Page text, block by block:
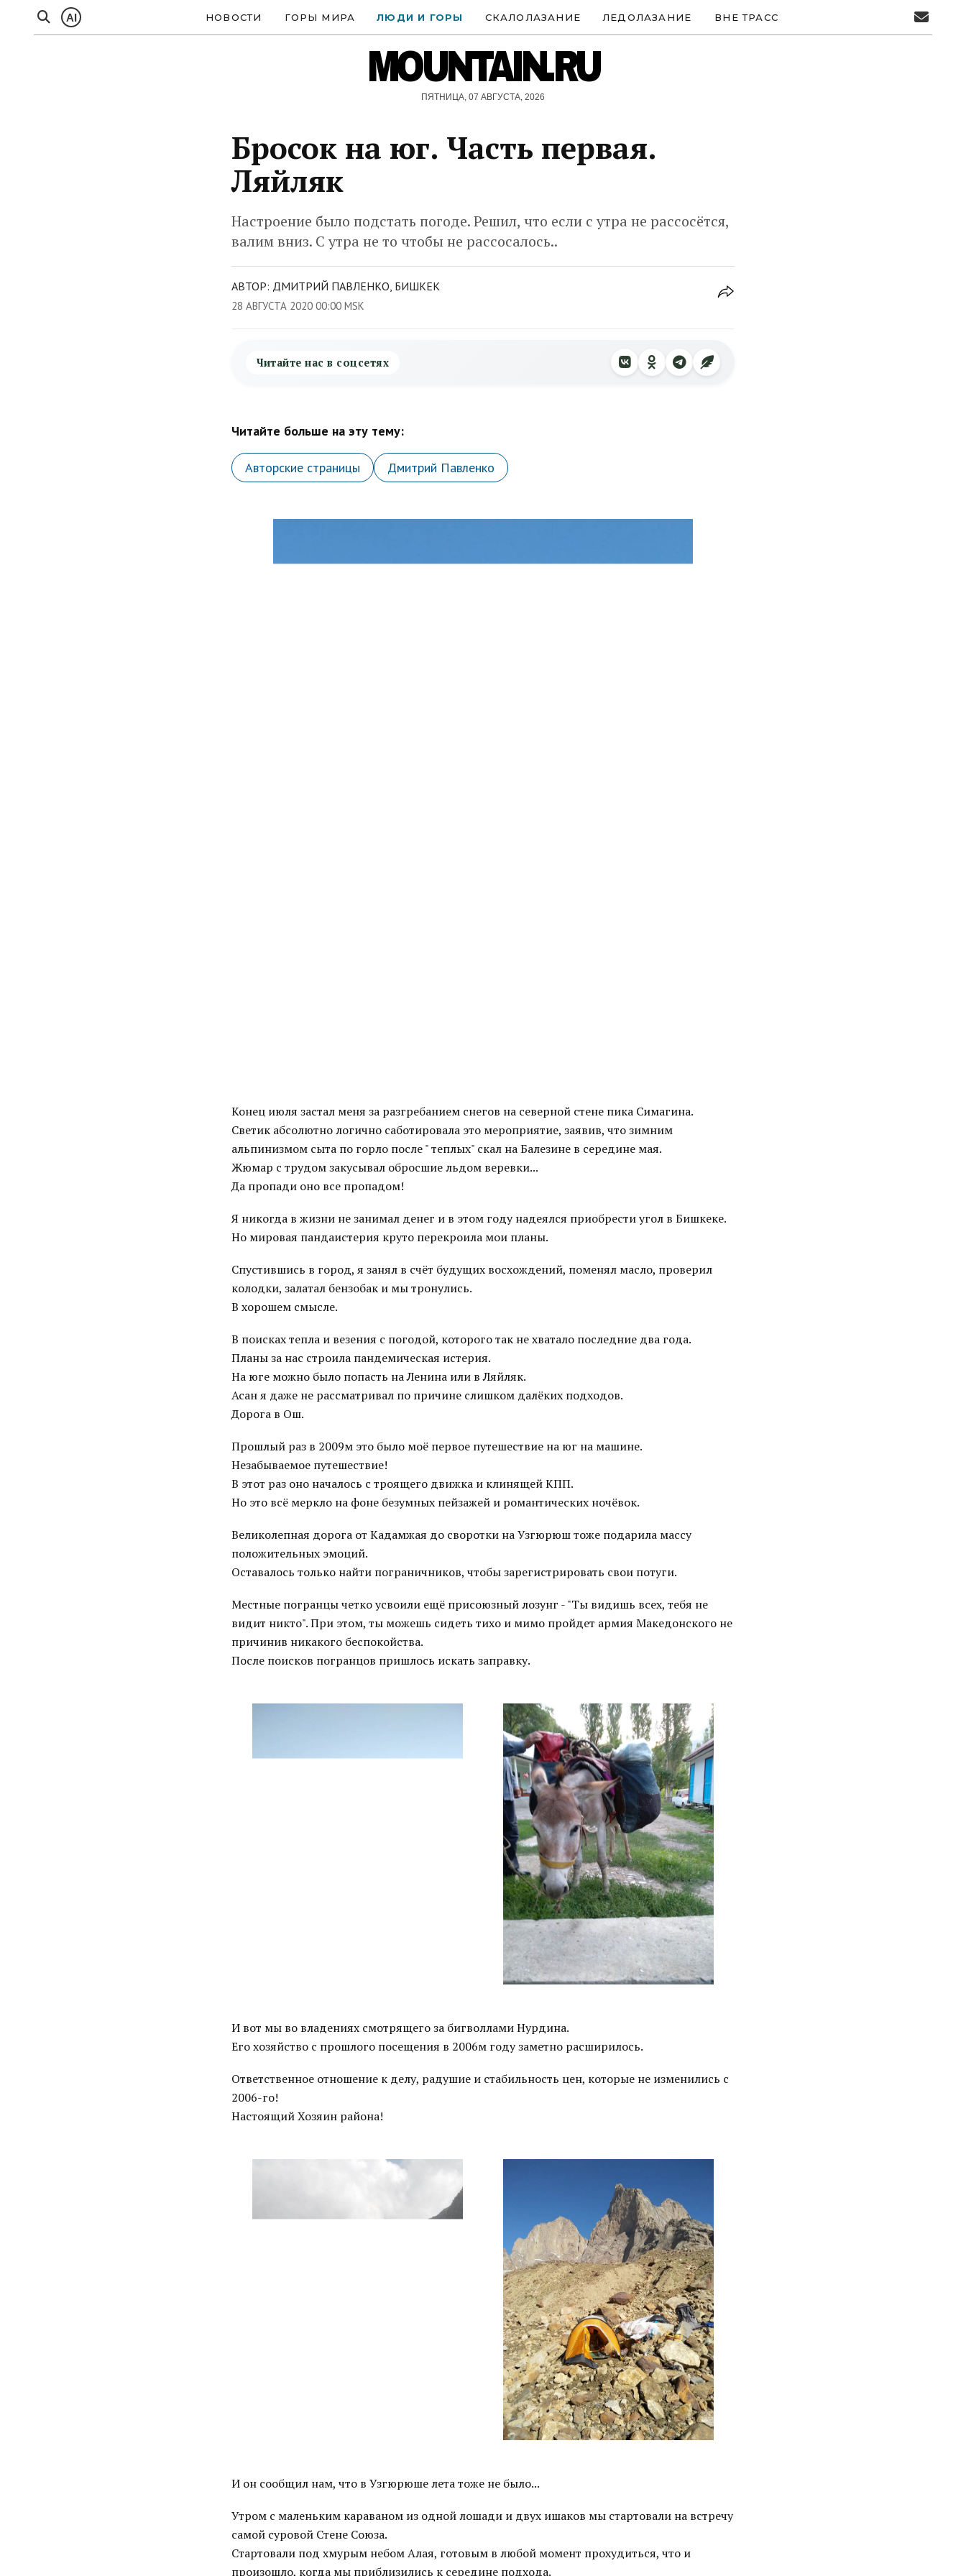
AI НОВОСТИ ГОРЫ МИРА ЛЮДИ И ГОРЫ СКАЛОЛАЗАНИЕ ЛЕДОЛАЗАНИЕ ВНЕ ТРАСС
MOUNTAIN.RU
ПЯТНИЦА, 07 АВГУСТА, 2026
Бросок на юг. Часть первая.
Ляйляк
Настроение было подстать погоде. Решил, что если с утра не рассосётся,
валим вниз. С утра не то чтобы не рассосалось..
АВТОР: ДМИТРИЙ ПАВЛЕНКО, БИШКЕК
28 АВГУСТА 2020 00:00 MSK
Читайте нас в соцсетях
Читайте больше на эту тему:
Авторские страницы Дмитрий Павленко
Конец июля застал меня за разгребанием снегов на северной стене пика Симагина.
Светик абсолютно логично саботировала это мероприятие, заявив, что зимним
альпинизмом сыта по горло после " теплых" скал на Балезине в середине мая.
Жюмар с трудом закусывал обросшие льдом веревки...
Да пропади оно все пропадом!
Я никогда в жизни не занимал денег и в этом году надеялся приобрести угол в Бишкеке.
Но мировая пандаистерия круто перекроила мои планы.
Спустившись в город, я занял в счёт будущих восхождений, поменял масло, проверил
колодки, залатал бензобак и мы тронулись.
В хорошем смысле.
В поисках тепла и везения с погодой, которого так не хватало последние два года.
Планы за нас строила пандемическая истерия.
На юге можно было попасть на Ленина или в Ляйляк.
Асан я даже не рассматривал по причине слишком далёких подходов.
Дорога в Ош.
Прошлый раз в 2009м это было моё первое путешествие на юг на машине.
Незабываемое путешествие!
В этот раз оно началось с троящего движка и клинящей КПП.
Но это всё меркло на фоне безумных пейзажей и романтических ночёвок.
Великолепная дорога от Кадамжая до своротки на Узгюрюш тоже подарила массу
положительных эмоций.
Оставалось только найти пограничников, чтобы зарегистрировать свои потуги.
Местные погранцы четко усвоили ещё присоюзный лозунг - "Ты видишь всех, тебя не
видит никто". При этом, ты можешь сидеть тихо и мимо пройдет армия Македонского не
причинив никакого беспокойства.
После поисков погранцов пришлось искать заправку.
И вот мы во владениях смотрящего за бигволлами Нурдина.
Его хозяйство с прошлого посещения в 2006м году заметно расширилось.
Ответственное отношение к делу, радушие и стабильность цен, которые не изменились с
2006-го!
Настоящий Хозяин района!
И он сообщил нам, что в Узгюрюше лета тоже не было...
Утром с маленьким караваном из одной лошади и двух ишаков мы стартовали на встречу
самой суровой Стене Союза.
Стартовали под хмурым небом Алая, готовым в любой момент прохудиться, что и
произошло, когда мы приблизились к середине подхода.